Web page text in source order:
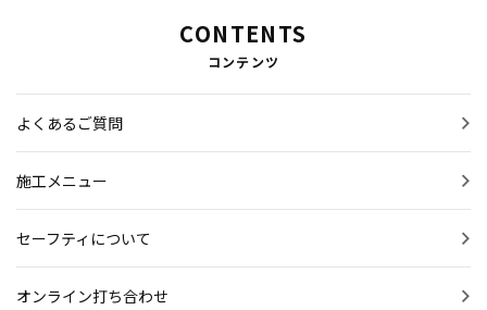
CONTENTS
コンテンツ
よくあるご質問
施工メニュー
セーフティについて
オンライン打ち合わせ